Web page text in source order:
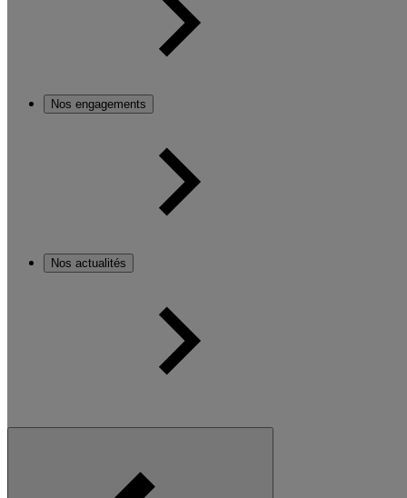
Nos engagements
Nos actualités